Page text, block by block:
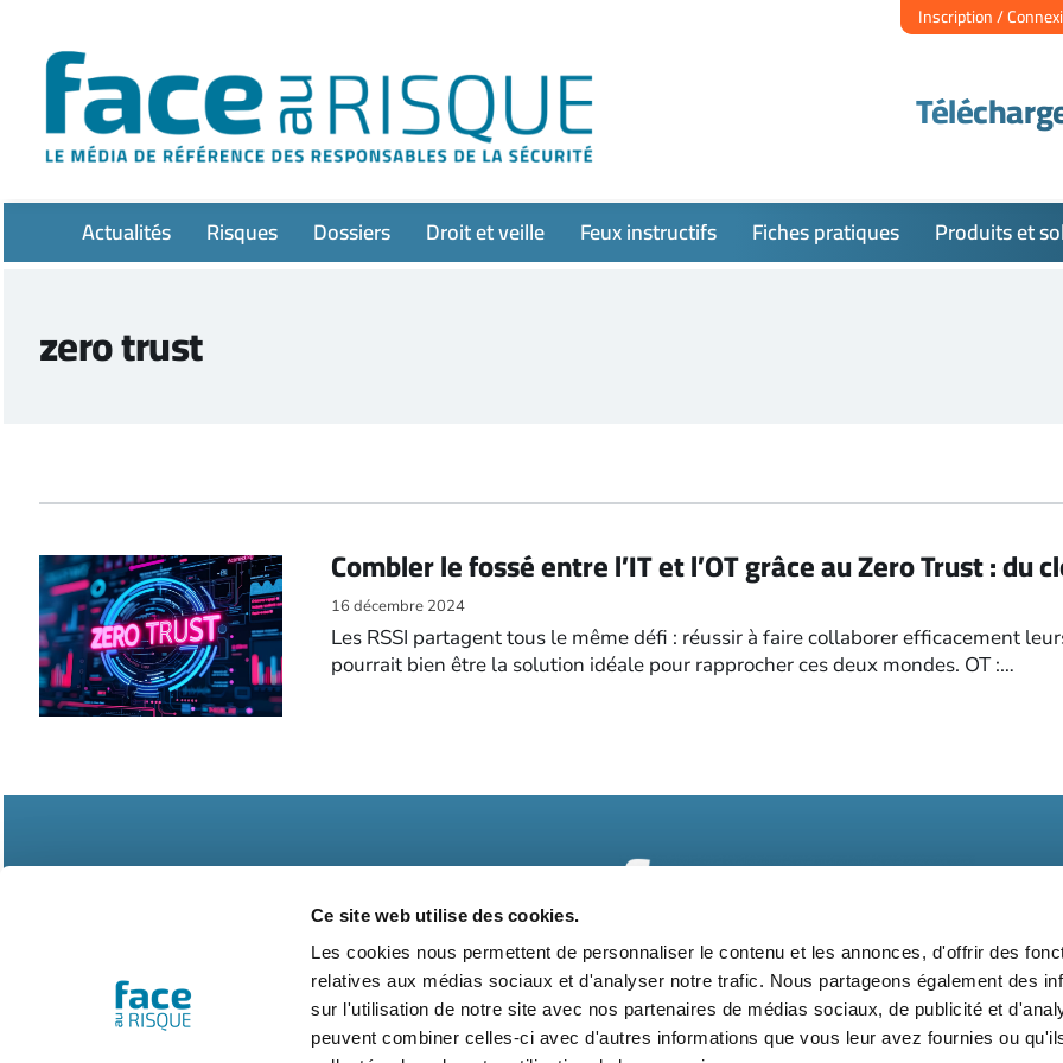
Ce site web utilise des cookies.
Les cookies nous permettent de personnaliser le contenu et les annonces, d'offrir des
relatives aux médias sociaux et d'analyser notre trafic. Nous partageons également des
sur l'utilisation de notre site avec nos partenaires de médias sociaux, de publicité et
peuvent combiner celles-ci avec d'autres informations que vous leur avez fournies ou
contenu
Inscription /
Actualités Risques Dossiers Droit et veille Feux instructifs Fiches pratiques Produits et
zero trust
Combler le fossé entre l’IT et l’OT grâce au Zero Trust : du
16 décembre 2024
Les RSSI partagent tous le même défi : réussir à faire collaborer efficacement
pourrait bien être la solution idéale pour rapprocher ces deux mondes. OT :…
Abonnements Contact Kit média Nos partenaires Qui sommes-nous ?
Suivez-nous également sur les réseaux sociaux